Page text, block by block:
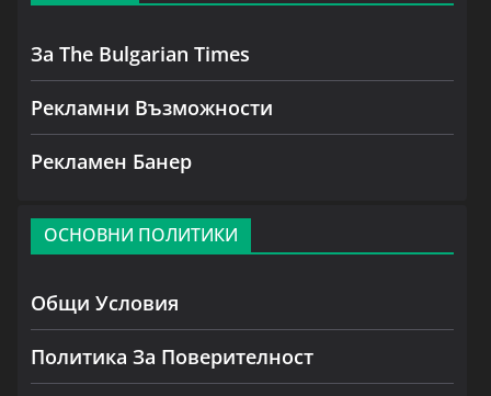
За The Bulgarian Times
Рекламни Възможности
Рекламен Банер
ОСНОВНИ ПОЛИТИКИ
Общи Условия
Политика За Поверителност